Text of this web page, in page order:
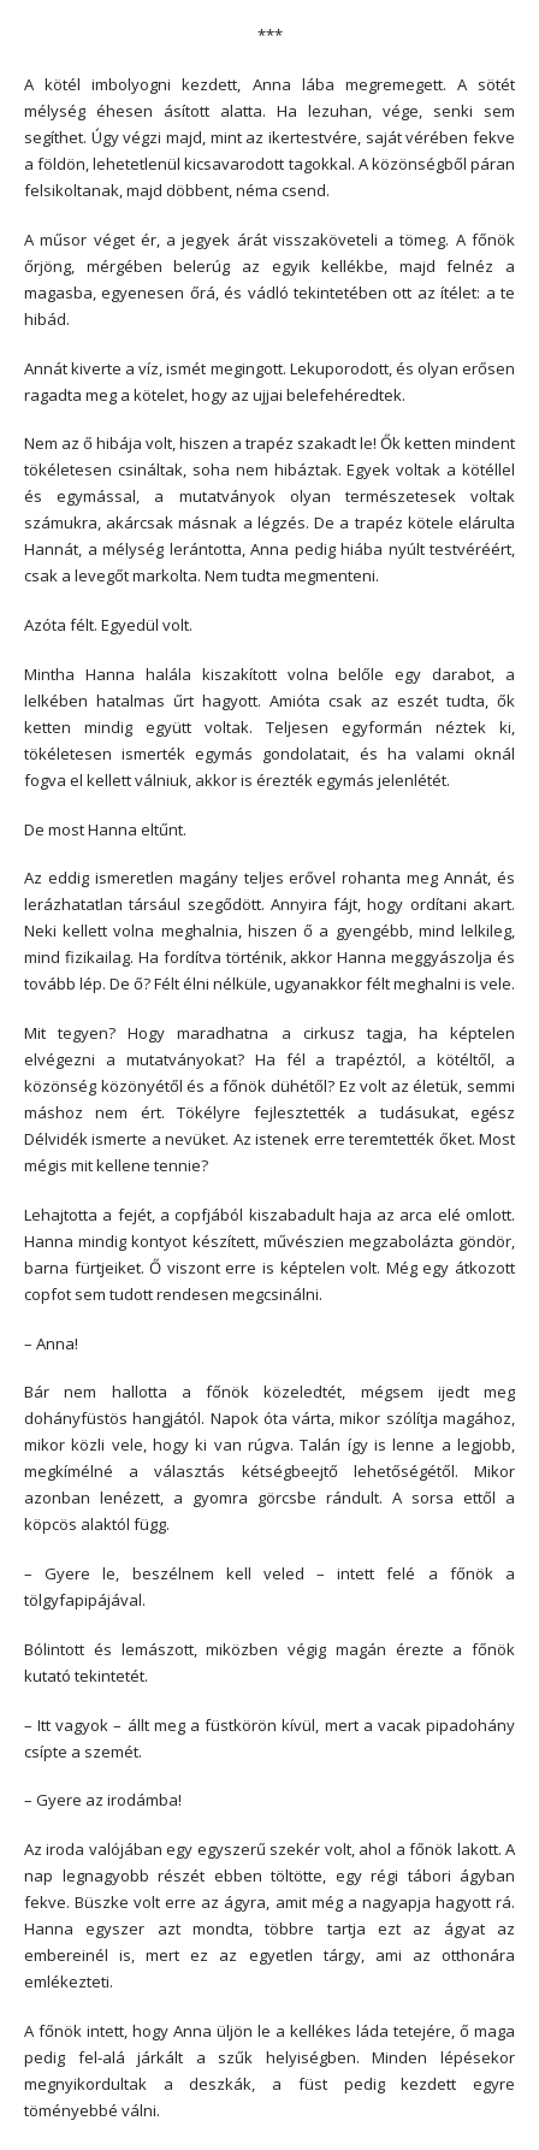
***
A kötél imbolyogni kezdett, Anna lába megremegett. A sötét
mélység éhesen ásított alatta. Ha lezuhan, vége, senki sem
segíthet. Úgy végzi majd, mint az ikertestvére, saját vérében fekve
a földön, lehetetlenül kicsavarodott tagokkal. A közönségből páran
felsikoltanak, majd döbbent, néma csend.
A műsor véget ér, a jegyek árát visszaköveteli a tömeg. A főnök
őrjöng, mérgében belerúg az egyik kellékbe, majd felnéz a
magasba, egyenesen őrá, és vádló tekintetében ott az ítélet: a te
hibád.
Annát kiverte a víz, ismét megingott. Lekuporodott, és olyan erősen
ragadta meg a kötelet, hogy az ujjai belefehéredtek.
Nem az ő hibája volt, hiszen a trapéz szakadt le! Ők ketten mindent
tökéletesen csináltak, soha nem hibáztak. Egyek voltak a kötéllel
és egymással, a mutatványok olyan természetesek voltak
számukra, akárcsak másnak a légzés. De a trapéz kötele elárulta
Hannát, a mélység lerántotta, Anna pedig hiába nyúlt testvéréért,
csak a levegőt markolta. Nem tudta megmenteni.
Azóta félt. Egyedül volt.
Mintha Hanna halála kiszakított volna belőle egy darabot, a
lelkében hatalmas űrt hagyott. Amióta csak az eszét tudta, ők
ketten mindig együtt voltak. Teljesen egyformán néztek ki,
tökéletesen ismerték egymás gondolatait, és ha valami oknál
fogva el kellett válniuk, akkor is érezték egymás jelenlétét.
De most Hanna eltűnt.
Az eddig ismeretlen magány teljes erővel rohanta meg Annát, és
lerázhatatlan társául szegődött. Annyira fájt, hogy ordítani akart.
Neki kellett volna meghalnia, hiszen ő a gyengébb, mind lelkileg,
mind fizikailag. Ha fordítva történik, akkor Hanna meggyászolja és
tovább lép. De ő? Félt élni nélküle, ugyanakkor félt meghalni is vele.
Mit tegyen? Hogy maradhatna a cirkusz tagja, ha képtelen
elvégezni a mutatványokat? Ha fél a trapéztól, a kötéltől, a
közönség közönyétől és a főnök dühétől? Ez volt az életük, semmi
máshoz nem ért. Tökélyre fejlesztették a tudásukat, egész
Délvidék ismerte a nevüket. Az istenek erre teremtették őket. Most
mégis mit kellene tennie?
Lehajtotta a fejét, a copfjából kiszabadult haja az arca elé omlott.
Hanna mindig kontyot készített, művészien megzabolázta göndör,
barna fürtjeiket. Ő viszont erre is képtelen volt. Még egy átkozott
copfot sem tudott rendesen megcsinálni.
– Anna!
Bár nem hallotta a főnök közeledtét, mégsem ijedt meg
dohányfüstös hangjától. Napok óta várta, mikor szólítja magához,
mikor közli vele, hogy ki van rúgva. Talán így is lenne a legjobb,
megkímélné a választás kétségbeejtő lehetőségétől. Mikor
azonban lenézett, a gyomra görcsbe rándult. A sorsa ettől a
köpcös alaktól függ.
– Gyere le, beszélnem kell veled – intett felé a főnök a
tölgyfapipájával.
Bólintott és lemászott, miközben végig magán érezte a főnök
kutató tekintetét.
– Itt vagyok – állt meg a füstkörön kívül, mert a vacak pipadohány
csípte a szemét.
– Gyere az irodámba!
Az iroda valójában egy egyszerű szekér volt, ahol a főnök lakott. A
nap legnagyobb részét ebben töltötte, egy régi tábori ágyban
fekve. Büszke volt erre az ágyra, amit még a nagyapja hagyott rá.
Hanna egyszer azt mondta, többre tartja ezt az ágyat az
embereinél is, mert ez az egyetlen tárgy, ami az otthonára
emlékezteti.
A főnök intett, hogy Anna üljön le a kellékes láda tetejére, ő maga
pedig fel-alá járkált a szűk helyiségben. Minden lépésekor
megnyikordultak a deszkák, a füst pedig kezdett egyre
töményebbé válni.